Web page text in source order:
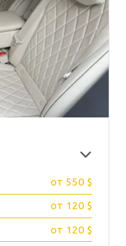
от 550 $
от 120 $
от 120 $